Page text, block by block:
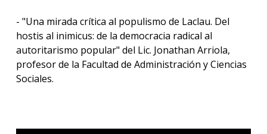
- "Una mirada crítica al populismo de Laclau. Del
hostis al inimicus: de la democracia radical al
autoritarismo popular" del Lic. Jonathan Arriola,
profesor de la Facultad de Administración y Ciencias
Sociales.